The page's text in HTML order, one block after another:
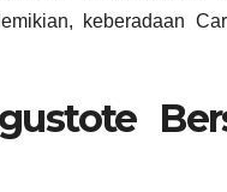
keberadaan